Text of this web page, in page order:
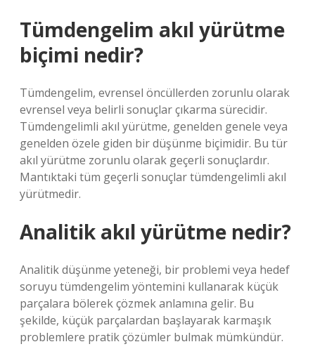
Tümdengelim akıl yürütme
biçimi nedir?
Tümdengelim, evrensel öncüllerden zorunlu olarak
evrensel veya belirli sonuçlar çıkarma sürecidir.
Tümdengelimli akıl yürütme, genelden genele veya
genelden özele giden bir düşünme biçimidir. Bu tür
akıl yürütme zorunlu olarak geçerli sonuçlardır.
Mantıktaki tüm geçerli sonuçlar tümdengelimli akıl
yürütmedir.
Analitik akıl yürütme nedir?
Analitik düşünme yeteneği, bir problemi veya hedef
soruyu tümdengelim yöntemini kullanarak küçük
parçalara bölerek çözmek anlamına gelir. Bu
şekilde, küçük parçalardan başlayarak karmaşık
problemlere pratik çözümler bulmak mümkündür.